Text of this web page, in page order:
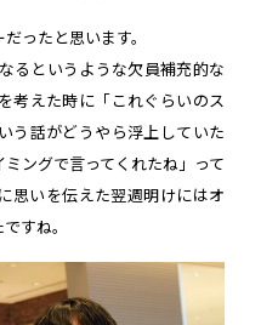
ったと思います。
るというような欠員補充的な
考えた時に「これぐらいのス
う話がどうやら浮上していた
ングで言ってくれたね」って
思いを伝えた翌週明けにはオ
すね。